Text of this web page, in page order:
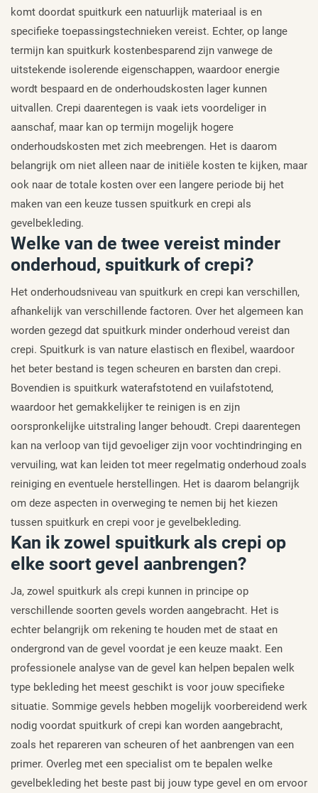
komt doordat spuitkurk een natuurlijk materiaal is en
specifieke toepassingstechnieken vereist. Echter, op lange
termijn kan spuitkurk kostenbesparend zijn vanwege de
uitstekende isolerende eigenschappen, waardoor energie
wordt bespaard en de onderhoudskosten lager kunnen
uitvallen. Crepi daarentegen is vaak iets voordeliger in
aanschaf, maar kan op termijn mogelijk hogere
onderhoudskosten met zich meebrengen. Het is daarom
belangrijk om niet alleen naar de initiële kosten te kijken, maar
ook naar de totale kosten over een langere periode bij het
maken van een keuze tussen spuitkurk en crepi als
gevelbekleding.
Welke van de twee vereist minder
onderhoud, spuitkurk of crepi?
Het onderhoudsniveau van spuitkurk en crepi kan verschillen,
afhankelijk van verschillende factoren. Over het algemeen kan
worden gezegd dat spuitkurk minder onderhoud vereist dan
crepi. Spuitkurk is van nature elastisch en flexibel, waardoor
het beter bestand is tegen scheuren en barsten dan crepi.
Bovendien is spuitkurk waterafstotend en vuilafstotend,
waardoor het gemakkelijker te reinigen is en zijn
oorspronkelijke uitstraling langer behoudt. Crepi daarentegen
kan na verloop van tijd gevoeliger zijn voor vochtindringing en
vervuiling, wat kan leiden tot meer regelmatig onderhoud zoals
reiniging en eventuele herstellingen. Het is daarom belangrijk
om deze aspecten in overweging te nemen bij het kiezen
tussen spuitkurk en crepi voor je gevelbekleding.
Kan ik zowel spuitkurk als crepi op
elke soort gevel aanbrengen?
Ja, zowel spuitkurk als crepi kunnen in principe op
verschillende soorten gevels worden aangebracht. Het is
echter belangrijk om rekening te houden met de staat en
ondergrond van de gevel voordat je een keuze maakt. Een
professionele analyse van de gevel kan helpen bepalen welk
type bekleding het meest geschikt is voor jouw specifieke
situatie. Sommige gevels hebben mogelijk voorbereidend werk
nodig voordat spuitkurk of crepi kan worden aangebracht,
zoals het repareren van scheuren of het aanbrengen van een
primer. Overleg met een specialist om te bepalen welke
gevelbekleding het beste past bij jouw type gevel en om ervoor